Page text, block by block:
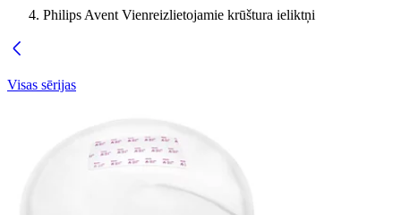
Philips Avent Vienreizlietojamie krūštura ieliktņi
Visas sērijas